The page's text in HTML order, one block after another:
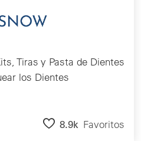
Tiras y Pasta de Dientes
los Dientes
8.9k Favoritos